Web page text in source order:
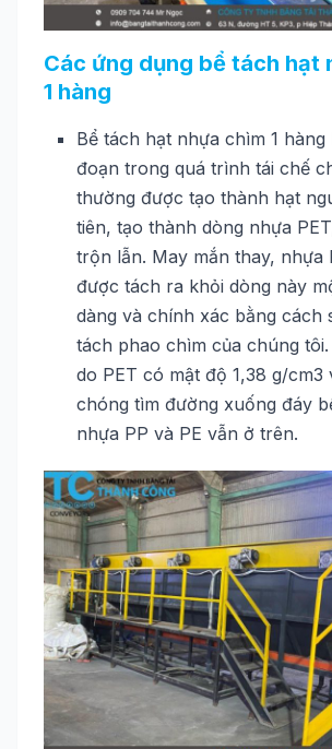
Các ứng dụng bể tách hạt
1 hàng
Bể tách hạt nhựa chìm 1 hàng
đoạn trong quá trình tái chế
thường được tạo thành hạt
tiên, tạo thành dòng nhựa
trộn lẫn. May mắn thay, nhựa
được tách ra khỏi dòng này
dàng và chính xác bằng cách
tách phao chìm của chúng
do PET có mật độ 1,38 g/cm3
chóng tìm đường xuống đáy
nhựa PP và PE vẫn ở trên.